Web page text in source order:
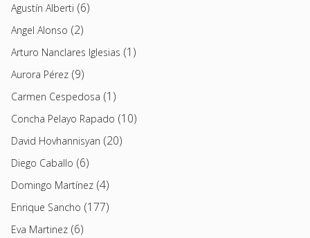
Agustín Alberti (6)
Angel Alonso (2)
Arturo Nanclares Iglesias (1)
Aurora Pérez (9)
Carmen Cespedosa (1)
Concha Pelayo Rapado (10)
David Hovhannisyan (20)
Diego Caballo (6)
Domingo Martínez (4)
Enrique Sancho (177)
Eva Martinez (6)